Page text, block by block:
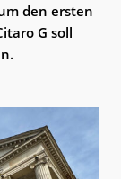
den ersten
G soll